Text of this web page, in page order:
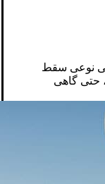
نوعی سقط
حتی گاهی